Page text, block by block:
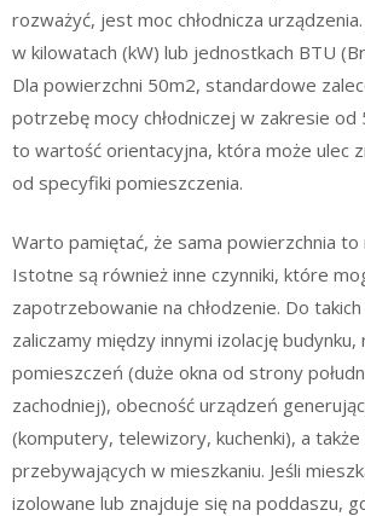
rozważyć, jest moc chłodnicza
w kilowatach (kW) lub jednostkach BTU
Dla powierzchni 50m2, standardowe
potrzebę mocy chłodniczej w zakresie od
to wartość orientacyjna, która może ulec
od specyfiki pomieszczenia.
Warto pamiętać, że sama powierzchnia
Istotne są również inne czynniki, które
zapotrzebowanie na chłodzenie. Do
zaliczamy między innymi izolację budynku,
pomieszczeń (duże okna od strony
zachodniej), obecność urządzeń
(komputery, telewizory, kuchenki), a także
przebywających w mieszkaniu. Jeśli
izolowane lub znajduje się na poddaszu,